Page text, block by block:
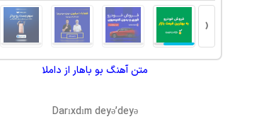
‹
متن آهنگ بو باهارازداملا
Darıxdım deyə’deyə